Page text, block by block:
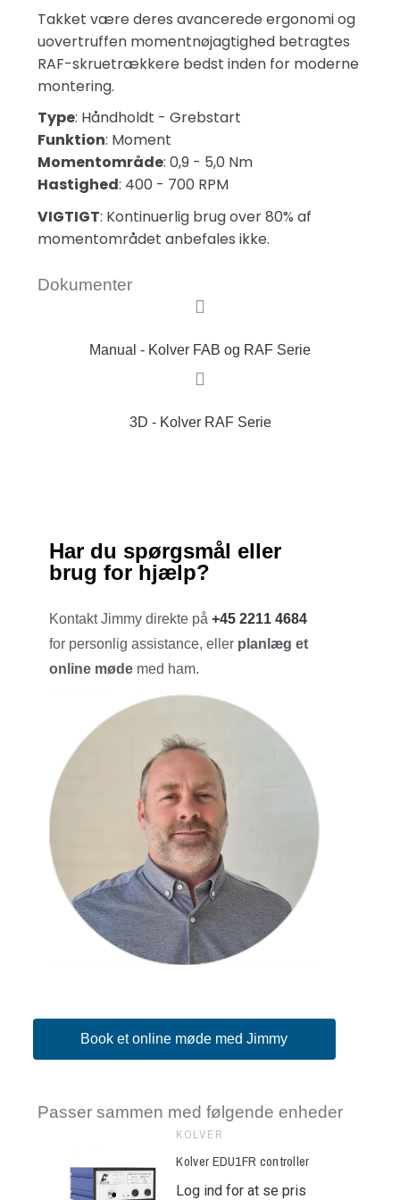
Takket være deres avancerede ergonomi og
uovertruffen momentnøjagtighed betragtes
RAF-skruetrækkere bedst inden for moderne
montering.
Type: Håndholdt - Grebstart
Funktion: Moment
Momentområde: 0,9 - 5,0 Nm
Hastighed: 400 - 700 RPM
VIGTIGT: Kontinuerlig brug over 80% af
momentområdet anbefales ikke.
Dokumenter
Manual - Kolver FAB og RAF Serie
3D - Kolver RAF Serie
Har du spørgsmål eller
brug for hjælp?
Kontakt Jimmy direkte på+45 2211 4684
for personlig assistance, eller planlæg et
online møde med ham.
Book et online møde med Jimmy
Passer sammen med følgende enheder
KOLVER
Kolver EDU1FR controller
Log ind for at se pris